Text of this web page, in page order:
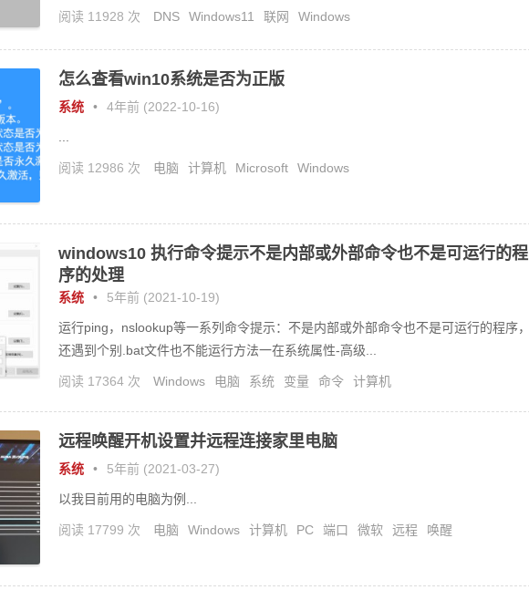
阅读 11928 次 DNS Windows11 联网 Windows
怎么查看win10系统是否为正版
系统 • 4年前 (2022-10-16)
阅读 12986 次 电脑 计算机 Microsoft Windows
windows10 执行命令提示不是内部或外部命令也不是可运行的程
序的处理
系统 • 5年前 (2021-10-19)
运行ping，nslookup等一系列命令提示：不是内部或外部命令也不是可运行的程序，
还遇到个别.bat文件也不能运行方法一在系统属性-高级...
阅读 17364 次 Windows 电脑 系统 变量 命令 计算机
远程唤醒开机设置并远程连接家里电脑
系统 • 5年前 (2021-03-27)
以我目前用的电脑为例...
阅读 17799 次 电脑 Windows 计算机 PC 端口 微软 远程 唤醒